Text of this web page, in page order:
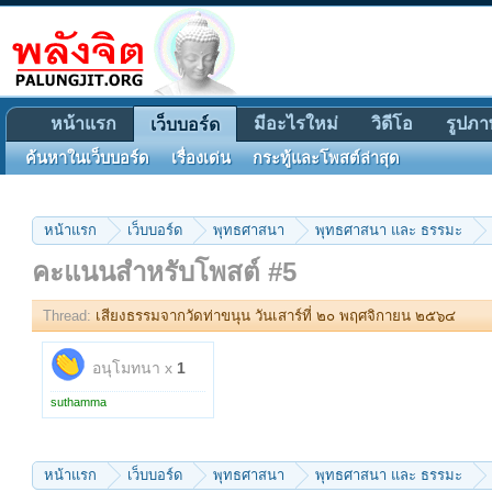
หน้าแรก เว็บบอร์ด พุทธศาสนา พุทธศาสนา และ ธรรมะ
คะแนนสำหรับโพสต์ #5
Thread: เสียงธรรมจากวัดท่าขนุน วันเสาร์ที่ ๒๐ พฤศจิกายน ๒๕๖๔
อนุโมทนา x 1
suthamma
หน้าแรก เว็บบอร์ด พุทธศาสนา พุทธศาสนา และ ธรรมะ
หน้าแรก เว็บบอร์ด
ค้นหาในเว็บบอร์ด เรื่องเด่น กระทู้และโพสต์ล่าสุด
มีอะไรใหม่ วิดีโอ รูปภ